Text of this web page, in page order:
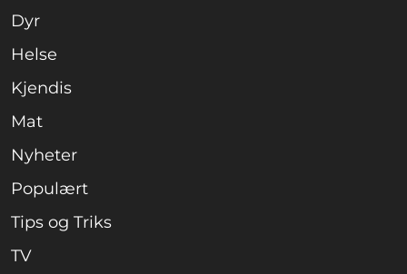
Dyr
Helse
Kjendis
Mat
Nyheter
Populært
Tips og Triks
TV